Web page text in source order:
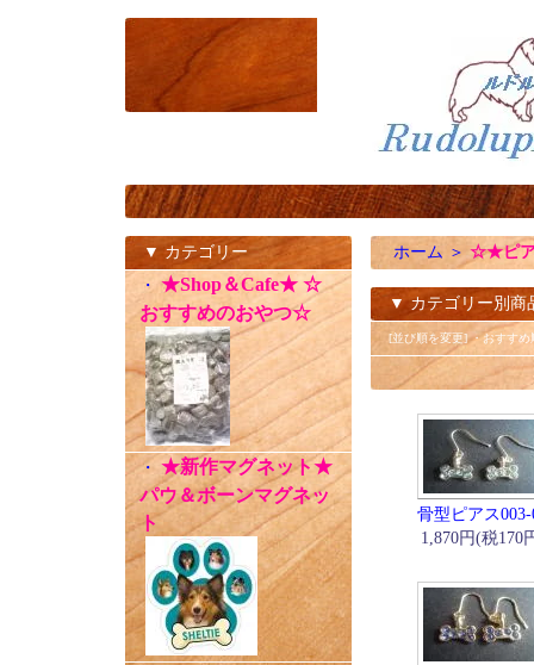
▼ カテゴリー
・ ★Shop＆Cafe★ ☆
おすすめのおやつ☆
・ ★新作マグネット★
パウ＆ボーンマグネッ
ト
ホーム ＞☆★ピ
▼ カテゴリー別商
[並び順を変更]・おすすめ
骨型ピアス003-
1,870円(税170